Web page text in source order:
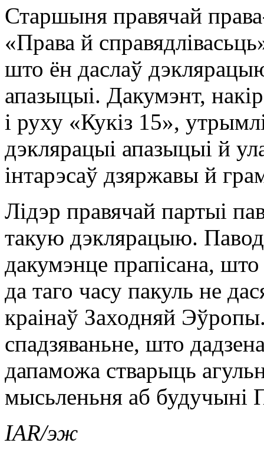
Старшыня правячай
«Права й
што ён даслаў
апазыцыі. Дакумэнт,
і руху «Кукіз 15»,
дэклярацыі апазыцыі й
інтарэсаў дзяржавы й
Лідэр правячай партыі
такую дэклярацыю.
дакумэнце прапісана,
да таго часу пакуль не
краінаў Заходняй
спадзяваньне, што
дапаможа стварыць
мысьленьня аб будучыні
IAR/эж